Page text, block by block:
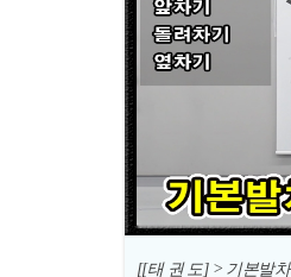
[[태 권 도] > 기본발